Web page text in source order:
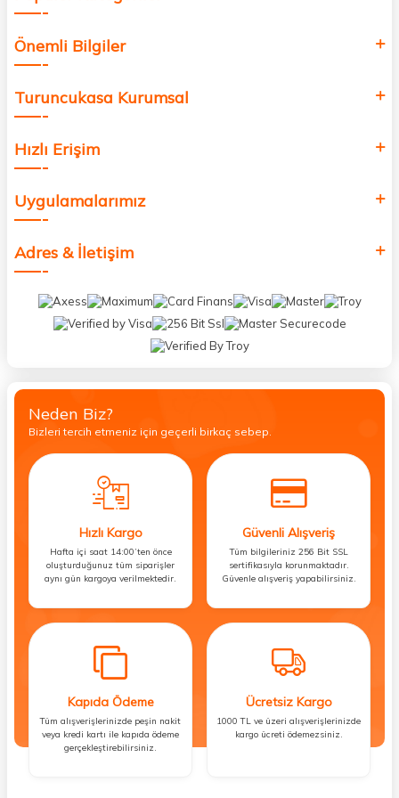
Önemli Bilgiler
Turuncukasa Kurumsal
Hızlı Erişim
Uygulamalarımız
Adres & İletişim
Neden Biz?
Bizleri tercih etmeniz için geçerli birkaç sebep.
Hızlı Kargo
Hafta içi saat 14:00’ten önce
oluşturduğunuz tüm siparişler
aynı gün kargoya verilmektedir.
Güvenli Alışveriş
Tüm bilgileriniz 256 Bit SSL
sertifikasıyla korunmaktadır.
Güvenle alışveriş yapabilirsiniz.
Kapıda Ödeme
Tüm alışverişlerinizde peşin nakit
veya kredi kartı ile kapıda ödeme
gerçekleştirebilirsiniz.
Ücretsiz Kargo
1000 TL ve üzeri alışverişlerinizde
kargo ücreti ödemezsiniz.